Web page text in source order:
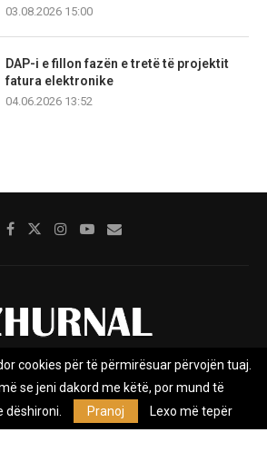
03.08.2026 15:00
DAP-i e fillon fazën e tretë të projektit
fatura elektronike
04.06.2026 13:52
Impresumi Marketing
Privacy Policy
e Lajmeve e pavarur, e themeluar në vitin
cookies për të përmirësuar përvojën tuaj.
se jeni dakord me këtë, por mund të
dëshironi.
Pranoj Lexo më tepër